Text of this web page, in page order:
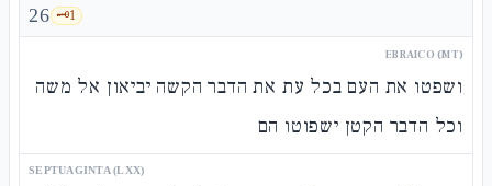
26 🗝️1
EBRAICO (MT)
ושפטו את העם בכל עת את הדבר הקשה יביאון אל משה
וכל הדבר הקטן ישפוטו הם
SEPTUAGINTA (LXX)